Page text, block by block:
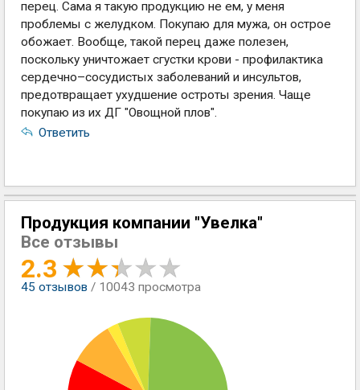
перец. Сама я такую продукцию не ем, у меня
проблемы с желудком. Покупаю для мужа, он острое
обожает. Вообще, такой перец даже полезен,
поскольку уничтожает сгустки крови - профилактика
сердечно–сосудистых заболеваний и инсультов,
предотвращает ухудшение остроты зрения. Чаще
покупаю из их ДГ "Овощной плов".
Ответить
Продукция компании "Увелка"
Все отзывы
2.3
45 отзывов / 10043 просмотра